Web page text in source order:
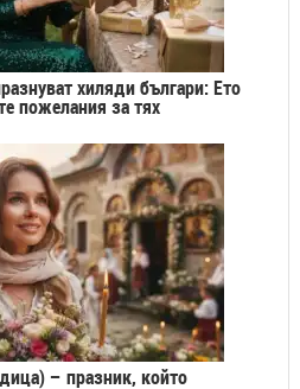
хиляди българи: Ето
пожелания за тях
– празник, който